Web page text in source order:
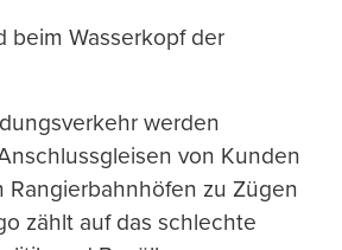
beim Wasserkopf der
werden
von Kunden
Rangierbahnhöfen zu Zügen
zählt auf das schlechte